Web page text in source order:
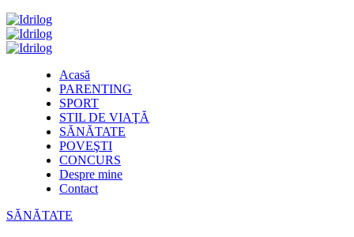
Acasă
PARENTING
SPORT
STIL DE VIAŢĂ
SĂNĂTATE
POVEŞTI
CONCURS
Despre mine
Contact
SĂNĂTATE